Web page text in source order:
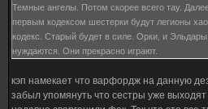
Темные ангелы. Потом скорее всего тау.
первым кодексом шестерки будут легионы
кодекс. Старый будет в силе. Орки, и
нуждаются. Они прекрасно играют.
кэп намекает что варфордж на данную
забыл упомянуть что сестры уже